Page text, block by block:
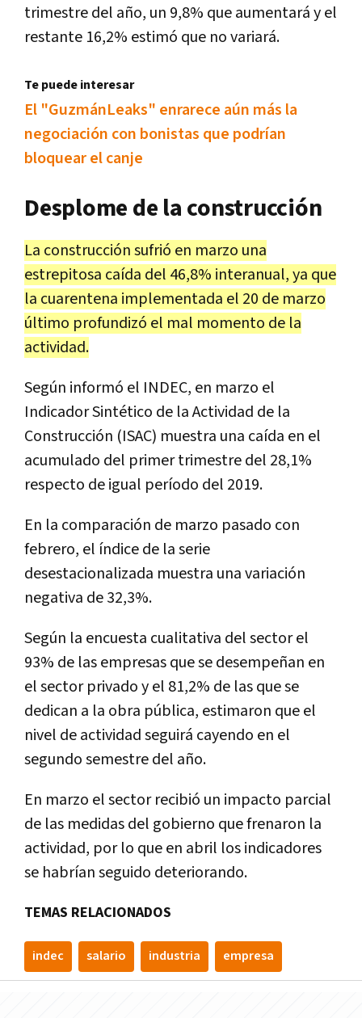
trimestre del año, un 9,8% que aumentará y el
restante 16,2% estimó que no variará.
Te puede interesar
El "GuzmánLeaks" enrarece aún más la
negociación con bonistas que podrían
bloquear el canje
Desplome de la construcción
La construcción sufrió en marzo una
estrepitosa caída del 46,8% interanual, ya que
la cuarentena implementada el 20 de marzo
último profundizó el mal momento de la
actividad.
Según informó el INDEC, en marzo el
Indicador Sintético de la Actividad de la
Construcción (ISAC) muestra una caída en el
acumulado del primer trimestre del 28,1%
respecto de igual período del 2019.
En la comparación de marzo pasado con
febrero, el índice de la serie
desestacionalizada muestra una variación
negativa de 32,3%.
Según la encuesta cualitativa del sector el
93% de las empresas que se desempeñan en
el sector privado y el 81,2% de las que se
dedican a la obra pública, estimaron que el
nivel de actividad seguirá cayendo en el
segundo semestre del año.
En marzo el sector recibió un impacto parcial
de las medidas del gobierno que frenaron la
actividad, por lo que en abril los indicadores
se habrían seguido deteriorando.
TEMAS RELACIONADOS
indec salario industria empresa